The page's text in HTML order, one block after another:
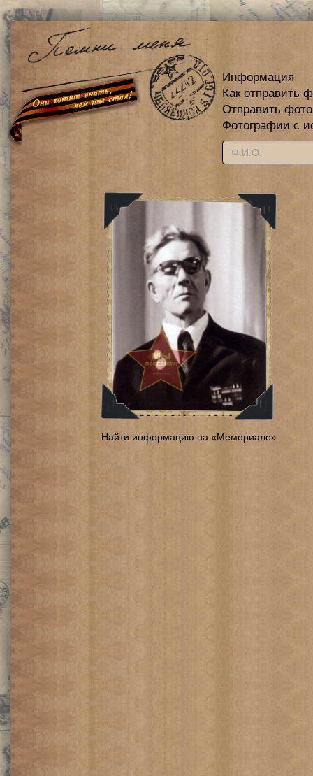
Информация
Как отправить
Отправить
Фотографии с
Найти информацию на «Мемориале»